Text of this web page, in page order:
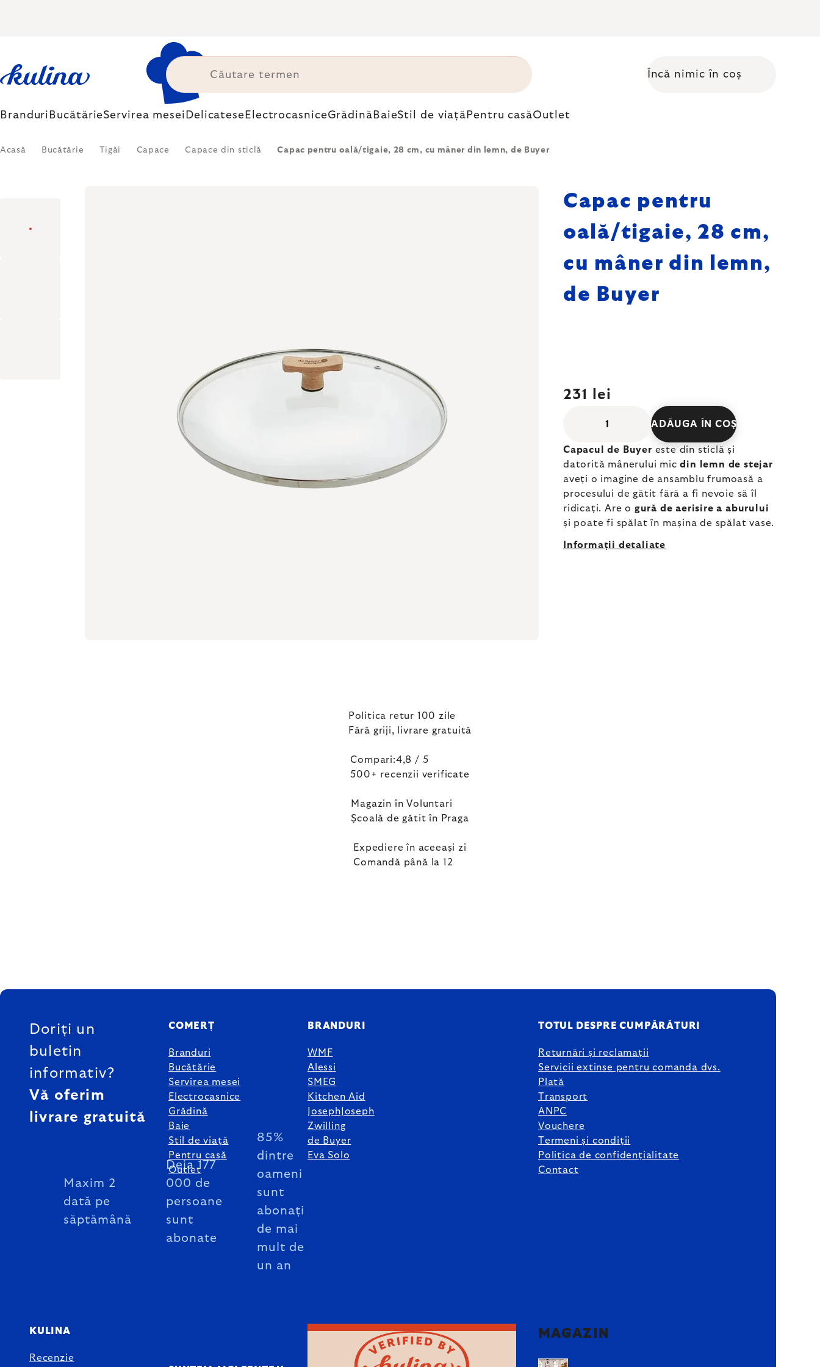
Coş de cumpărături
Încă nimic în coș
Branduri BucătărieServirea mesei Delicatese ElectrocasniceGrădină BaieStil de viață Pentru casăOutlet
Acasă Bucătărie Tigăi Capace Capace din sticlă Capac pentru oală/tigaie, 28 cm, cu mâner din lemn, de Buyer
Capac pentru
oală/tigaie, 28 cm,
cu mâner din lemn,
de Buyer
231 lei
ADĂUGA ÎN COŞ
Capacul de Buyer este din sticlă și
datorită mânerului micdin lemn de stejar
aveți o imagine de ansamblu frumoasă a
procesului de gătit fără a fi nevoie să îl
ridicați. Are o gură de aerisire a aburului
și poate fi spălat în mașina de spălat vase.
Informaţii detaliate
Politica retur 100 zile
Fără griji, livrare gratuită
Compari:4,8 / 5
500+ recenzii verificate
Magazin în Voluntari
Școală de gătit în Praga
Expediere în aceeași zi
Comandă până la 12
SUBSOL
Doriți un
buletin
informativ?
Vă oferim
livrare gratuită
Maxim 2
dată pe
săptămână
Deja 177
000 de
persoane
sunt
abonate
85%
dintre
oameni
sunt
abonați
de mai
mult de
un an
COMERȚ
Branduri
Bucătărie
Servirea mesei
Electrocasnice
Grădină
Baie
Stil de viață
Pentru casă
Outlet
BRANDURI
WMF
Alessi
SMEG
Kitchen Aid
JosephJoseph
Zwilling
de Buyer
Eva Solo
TOTUL DESPRE CUMPĂRĂTURI
Returnări și reclamații
Servicii extinse pentru comanda dvs.
Plată
Transport
ANPC
Vouchere
Termeni și condiții
Politica de confidențialitate
Contact
KULINA
Recenzie
MAGAZIN